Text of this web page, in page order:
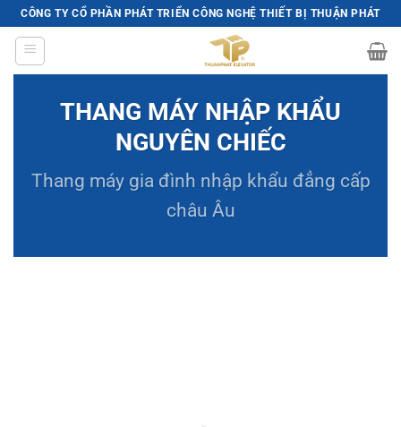
Skip
to
content
CÔNG TY CỔ PHẦN PHÁT TRIỂN CÔNG NGHỆ THIẾT BỊ THUẬN PHÁT
THANG MÁY NHẬP KHẨU
NGUYÊN CHIẾC
Thang máy gia đình nhập khẩu đẳng cấp
châu Âu